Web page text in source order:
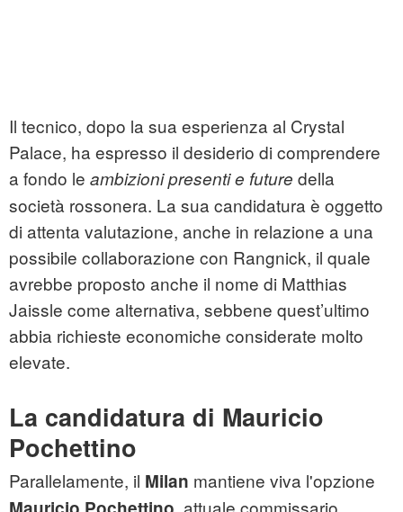
Il tecnico, dopo la sua esperienza al Crystal
Palace, ha espresso il desiderio di comprendere
a fondo le ambizioni presenti e future della
società rossonera. La sua candidatura è oggetto
di attenta valutazione, anche in relazione a una
possibile collaborazione con Rangnick, il quale
avrebbe proposto anche il nome di Matthias
Jaissle come alternativa, sebbene quest’ultimo
abbia richieste economiche considerate molto
elevate.
La candidatura di Mauricio
Pochettino
Parallelamente, il Milan mantiene viva l'opzione